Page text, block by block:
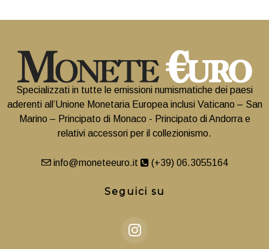
Specializzati in tutte le emissioni numismatiche dei paesi
aderenti all’Unione Monetaria Europea inclusi Vaticano – San
Marino – Principato di Monaco - Principato di Andorra e
relativi accessori per il collezionismo.
info@moneteeuro.it (+39) 06.3055164
Seguici su